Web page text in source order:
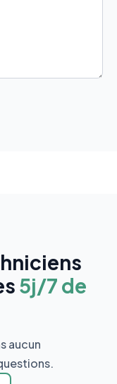
5j/7 de
aucun